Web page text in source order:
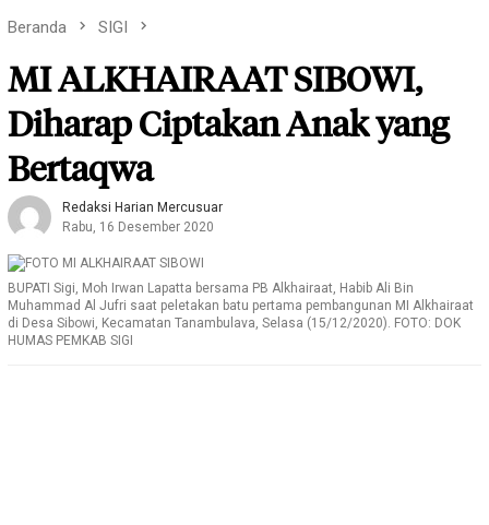
Beranda SIGI
MI ALKHAIRAAT SIBOWI,
Diharap Ciptakan Anak yang
Bertaqwa
Redaksi Harian Mercusuar
Rabu, 16 Desember 2020
BUPATI Sigi, Moh Irwan Lapatta bersama PB Alkhairaat, Habib Ali Bin
Muhammad Al Jufri saat peletakan batu pertama pembangunan MI Alkhairaat
di Desa Sibowi, Kecamatan Tanambulava, Selasa (15/12/2020). FOTO: DOK
HUMAS PEMKAB SIGI